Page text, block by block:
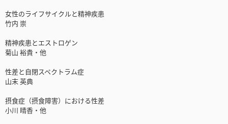
女性のライフサイクルと精神疾患
竹内 崇
精神疾患とエストロゲン
菊山 裕貴・他
性差と自閉スペクトラム症
山末 英典
摂食症（摂食障害）における性差
小川 晴香・他